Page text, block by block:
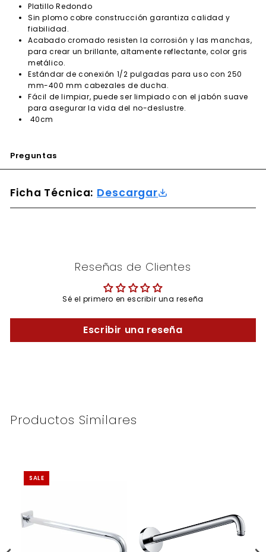
Platillo Redondo
Sin plomo cobre construcción garantiza calidad y
fiabilidad.
Acabado cromado resisten la corrosión y las manchas,
para crear un brillante, altamente reflectante, color gris
metálico.
Estándar de conexión 1/2 pulgadas para uso con 250
mm-400 mm cabezales de ducha.
Fácil de limpiar, puede ser limpiado con el jabón suave
para asegurar la vida del no-deslustre.
40cm
Preguntas
Ficha Técnica: Descargar
Reseñas de Clientes
Sé el primero en escribir una reseña
Escribir una reseña
Productos Similares
SALE